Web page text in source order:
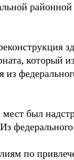
который
из
был
по